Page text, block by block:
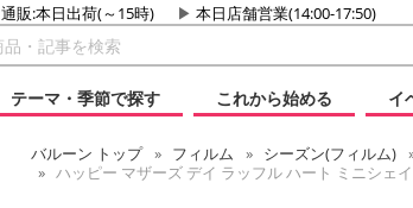
通販:本日出荷(～15時) 本日店舗営業(14:00-17:50)
テーマ・季節で探す
これから始める イ
バルーン トップ フィルム シーズン(フィルム)
ハッピー マザーズ デイ ラッフル ハート ミニシェ